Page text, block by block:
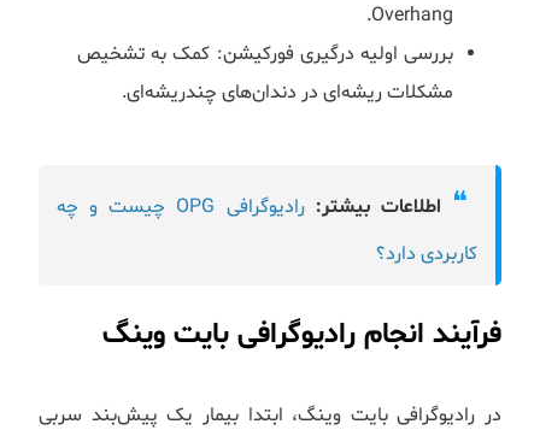
Overhang.
بررسی اولیه درگیری فورکیشن: کمک به تشخیص
مشکلات ریشه‌ای در دندان‌های چندریشه‌ای.
❝ اطلاعات بیشتر:
رادیوگرافی OPG چیست و چه
کاربردی دارد؟
فرآیند انجام رادیوگرافی بایت وینگ
در رادیوگرافی بایت وینگ، ابتدا بیمار یک پیش‌بند سربی